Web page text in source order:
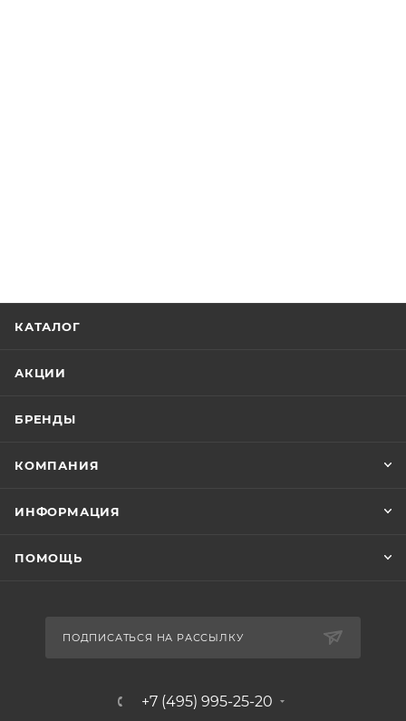
КАТАЛОГ
АКЦИИ
БРЕНДЫ
КОМПАНИЯ
ИНФОРМАЦИЯ
ПОМОЩЬ
ПОДПИСАТЬСЯ НА РАССЫЛКУ
+7 (495) 995-25-20​